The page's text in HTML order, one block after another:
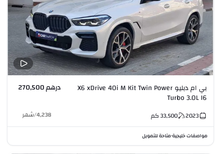
بي ام دبليو X6 xDrive 40i M Kit Twin Power
Turbo 3.0L I6
درهم 270,500
2023
33,500كم 4,238
/شهر
مواصفات خليجية•متاحة للتمويل